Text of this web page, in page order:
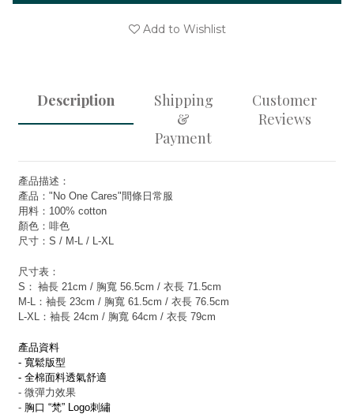
Add to Wishlist
Description
Shipping
&
Payment
Customer
Reviews
產品描述：
產品："No One Cares"間條日常服
用料：100% cotton
顏色：啡色
尺寸：S / M-L / L-XL
尺寸表：
S： 袖長 21cm / 胸寬 56.5cm / 衣長 71.5cm
M-L： 袖長 23cm / 胸寬 61.5cm / 衣長 76.5cm
L-XL： 袖長 24cm / 胸寬 64cm / 衣長 79cm
產品資料
- 寬鬆版型
- 全棉面料透氣舒適
- 微彈力效果
- 胸口 “梵” Logo刺繡